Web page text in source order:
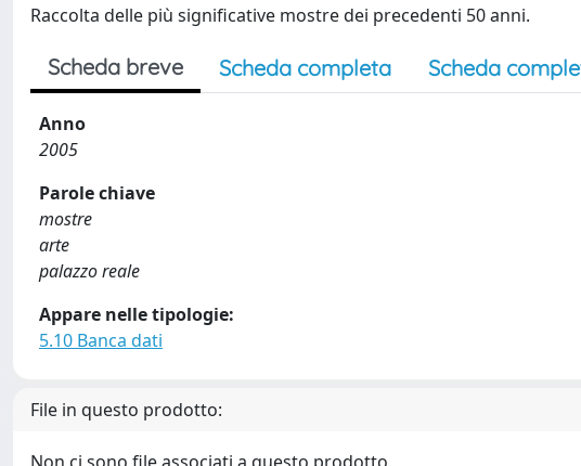
Raccolta delle più significative mostre dei precedenti 50 anni.
Scheda breve Scheda completa Scheda
Anno
2005
Parole chiave
mostre
arte
palazzo reale
Appare nelle tipologie:
5.10 Banca dati
File in questo prodotto: